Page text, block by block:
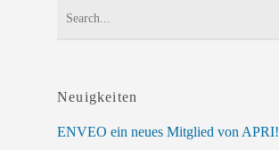
Neuigkeiten
ENVEO ein neues Mitglied von APRI!